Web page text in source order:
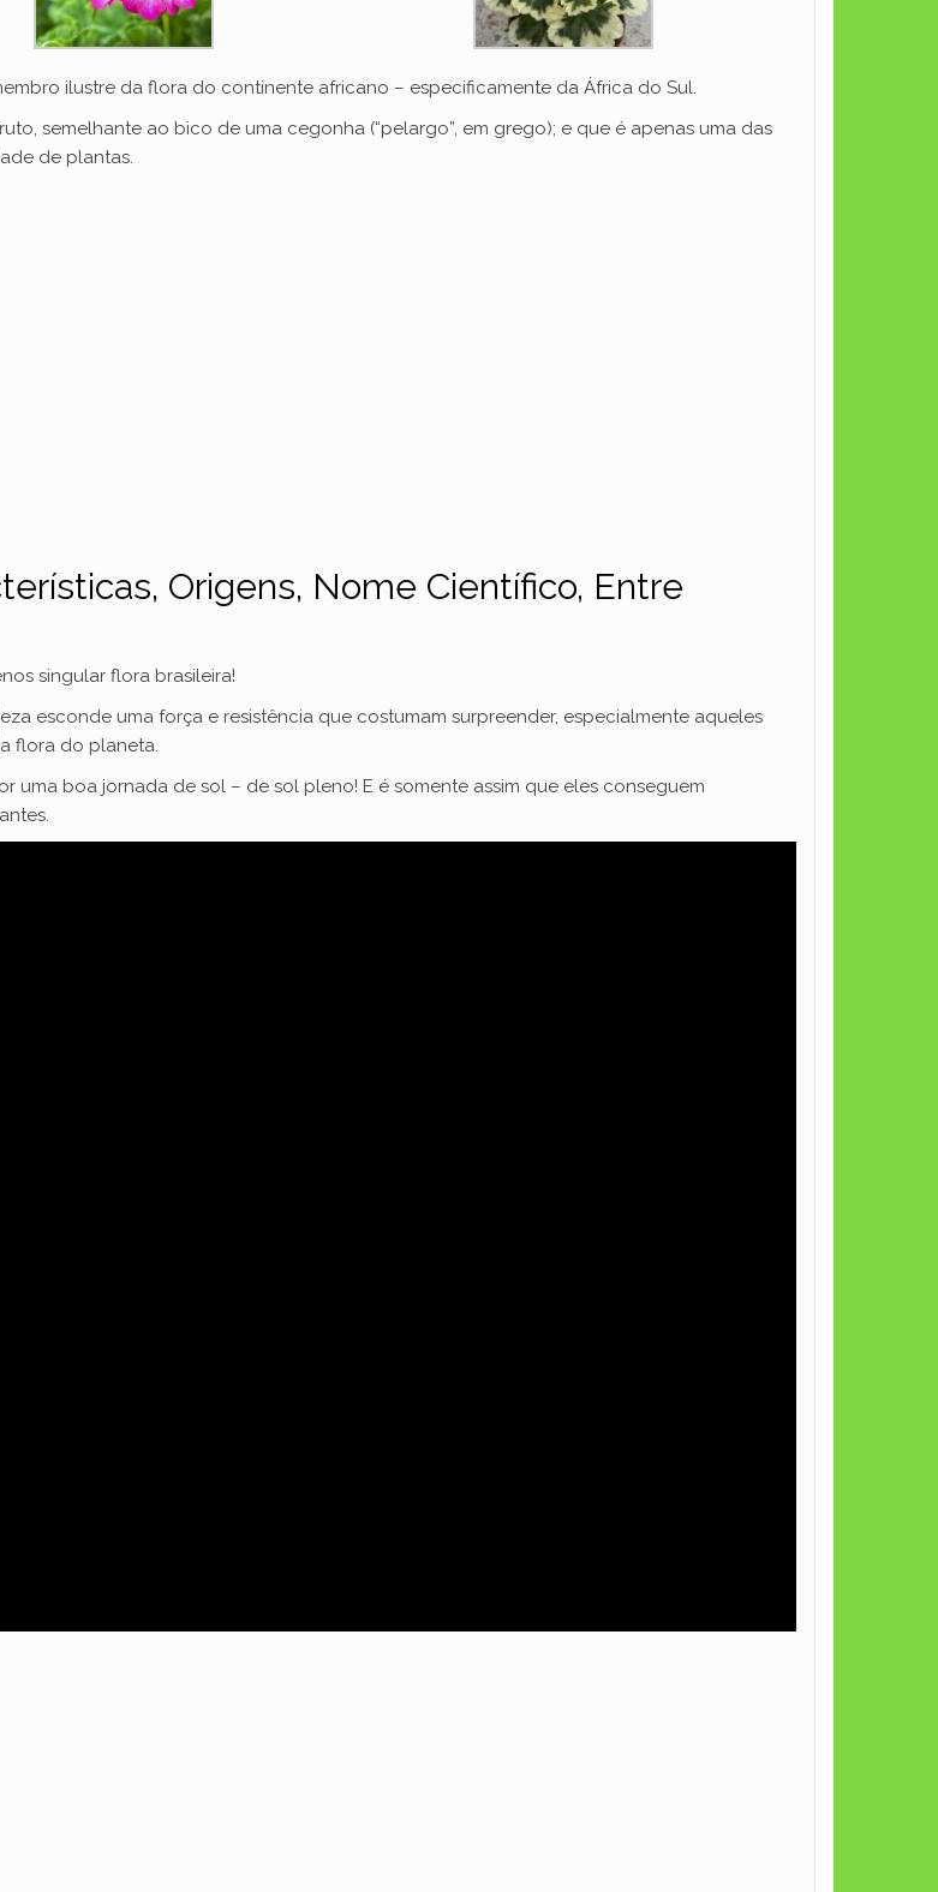
ilustre da flora do continente africano – especificamente da África do Sul.
semelhante ao bico de uma cegonha (“pelargo”, em grego); e que é apenas uma das
de plantas.
Origens, Nome Científico, Entre
singular flora brasileira!
esconde uma força e resistência que costumam surpreender, especialmente aqueles
flora do planeta.
uma boa jornada de sol – de sol pleno! E é somente assim que eles conseguem